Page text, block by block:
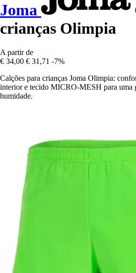
Joma
crianças Olimpia
A partir de
€ 34,00 € 31,71 -7%
Calções para crianças Joma Olimpia:
interior e tecido MICRO-MESH para uma
humidade.